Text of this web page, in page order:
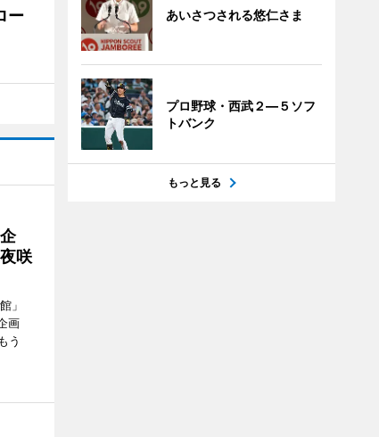
ー
咲
」
画
う
あいさつされる悠仁さま
プロ野球・西武２―５ソフ
トバンク
もっと見る